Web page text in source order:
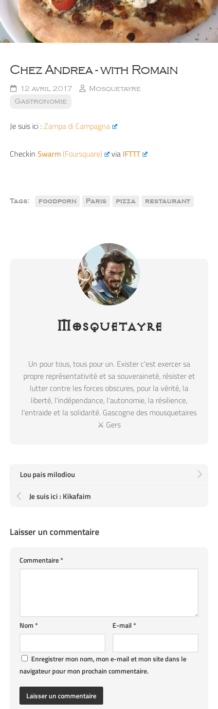
Chez Andrea - with Romain
12 avril 2017
Mosquetayre
Gastronomie
Je suis ici :Zampa di Campagna
Checkin Swarm (Foursquare) via IFTTT
Tags: foodporn Paris pizza restaurant
Mosquetayre
Un pour tous, tous pour un. Exister c'est exercer sa
propre représentativité et sa souveraineté, résister et
lutter contre les forces obscures, pour la vérité, la
liberté, l'indépendance, l'autonomie, la résilience,
l'entraide et la solidarité. Gascogne des mousquetaires
⚔️ Gers
Lou pais milodiou
Je suis ici : Kikafaim
Laisser un commentaire
Commentaire*
E-mail*
Nom*
Enregistrer mon nom, mon e-mail et mon site dans le
navigateur pour mon prochain commentaire.